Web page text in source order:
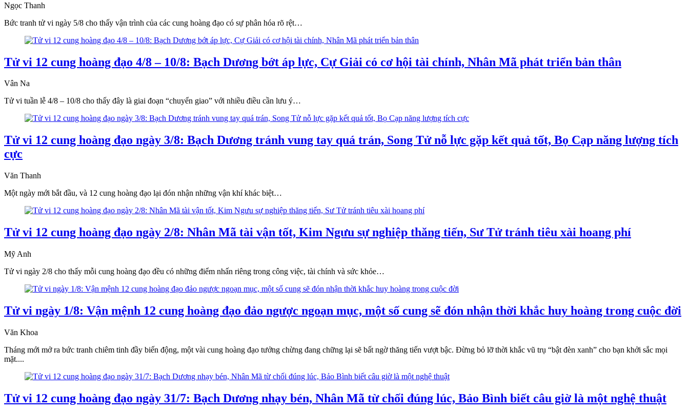
Ngọc Thanh
Bức tranh tử vi ngày 5/8 cho thấy vận trình của các cung hoàng đạo có sự phân hóa rõ rệt…
Tử vi 12 cung hoàng đạo 4/8 – 10/8: Bạch Dương bớt áp lực, Cự Giải có cơ hội tài chính, Nhân Mã phát triển bản thân
Vân Na
Tử vi tuần lễ 4/8 – 10/8 cho thấy đây là giai đoạn “chuyển giao” với nhiều điều cần lưu ý…
Tử vi 12 cung hoàng đạo ngày 3/8: Bạch Dương tránh vung tay quá trán, Song Tử nỗ lực gặp kết quả tốt, Bọ Cạp năng lượng tích
cực
Văn Thanh
Một ngày mới bắt đầu, và 12 cung hoàng đạo lại đón nhận những vận khí khác biệt…
Tử vi 12 cung hoàng đạo ngày 2/8: Nhân Mã tài vận tốt, Kim Ngưu sự nghiệp thăng tiến, Sư Tử tránh tiêu xài hoang phí
Mỹ Anh
Tử vi ngày 2/8 cho thấy mỗi cung hoàng đạo đều có những điểm nhấn riêng trong công việc, tài chính và sức khỏe…
Tử vi ngày 1/8: Vận mệnh 12 cung hoàng đạo đảo ngược ngoạn mục, một số cung sẽ đón nhận thời khắc huy hoàng trong cuộc đời
Văn Khoa
Tháng mới mở ra bức tranh chiêm tinh đầy biến động, một vài cung hoàng đạo tưởng chừng đang chững lại sẽ bất ngờ thăng tiến vượt bậc. Đừng bỏ lỡ thời khắc vũ trụ “bật đèn xanh” cho bạn khởi sắc mọi
mặt....
Tử vi 12 cung hoàng đạo ngày 31/7: Bạch Dương nhạy bén, Nhân Mã từ chối đúng lúc, Bảo Bình biết câu giờ là một nghệ thuật